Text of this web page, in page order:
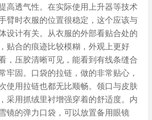
高透气性。在实际使用上升器等技术
臂时衣服的位置很稳定，这个应该与
设计有关。从衣服的外部看贴合处的
贴合的痕迹比较模糊，外观上更好
，压胶清晰可见，能看到有线条缝合
牢固。口袋的拉链，做的非常贴心，
使用拉链也都无比顺畅。领口与皮肤
采用抓绒里衬增强穿着的舒适度。内
镜的弹力口袋，可以放置备用眼镜